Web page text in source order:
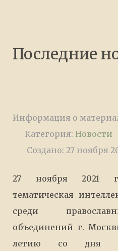
Последние
Информация о
Категория: Новости
Создано: 27 ноября
27 ноября 2021
тематическая
среди
объединений г.
летию со дня